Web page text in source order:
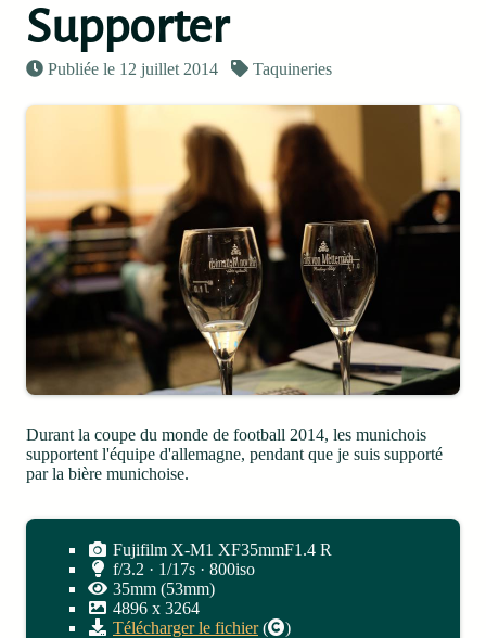
Supporter
Publiée le 12 juillet 2014 Taquineries
Durant la coupe du monde de football 2014, les munichois
supportent l'équipe d'allemagne, pendant que je suis supporté
par la bière munichoise.
Fujifilm X-M1 XF35mmF1.4 R
f/3.2 · 1/17s · 800iso
35mm (53mm)
4896 x 3264
Télécharger le fichier( )